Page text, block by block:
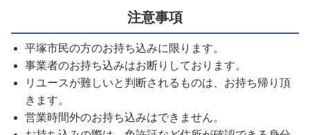
注意事項
平塚市民の方のお持ち込みに限ります。
事業者のお持ち込みはお断りしております。
リユースが難しいと判断されるものは、お持ち帰り頂
きます。
営業時間外のお持ち込みはできません。